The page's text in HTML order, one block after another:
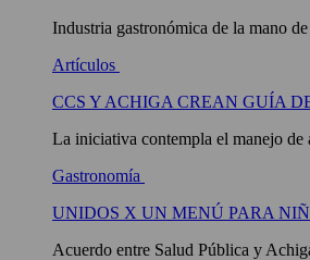
Industria gastronómica de la mano
Artículos
CCS Y ACHIGA CREAN GUÍA
La iniciativa contempla el manejo de
Gastronomía
UNIDOS X UN MENÚ PARA
Acuerdo entre Salud Pública y